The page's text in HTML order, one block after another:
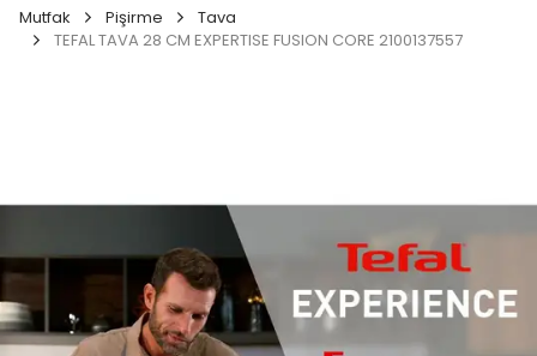
Mutfak Pişirme
Tava
TEFAL TAVA 28 CM EXPERTISE FUSION CORE 2100137557